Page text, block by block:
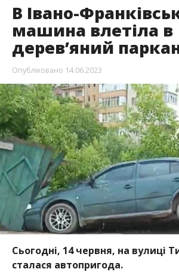
В Івано-
машина влетіла в
дерев’яний
Опубліковано 14.06.2023
Сьогодні, 14 червня, на вулиці
сталася автопригода.